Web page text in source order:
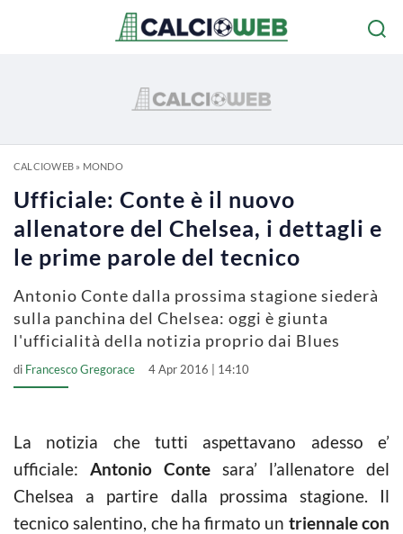
CALCIOWEB» MONDO
Ufficiale: Conte è il nuovo
allenatore del Chelsea, i dettagli e
le prime parole del tecnico
Antonio Conte dalla prossima stagione siederà
sulla panchina del Chelsea: oggi è giunta
l'ufficialità della notizia proprio dai Blues
di Francesco Gregorace 4 Apr 2016 | 14:10
La notizia che tutti aspettavano adesso e’
ufficiale: Antonio Conte sara’ l’allenatore del
Chelsea a partire dalla prossima stagione. Il
tecnico salentino, che ha firmato un triennale con